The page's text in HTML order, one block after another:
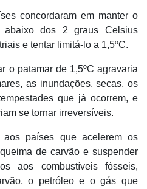
concordaram em manter o
abaixo dos 2 graus Celsius
e tentar limitá-lo a 1,5ºC.
o patamar de 1,5ºC agravaria
as inundações, secas, os
que já ocorrem, e
se tornar irreversíveis.
países que acelerem os
de carvão e suspender
aos combustíveis fósseis,
o petróleo e o gás que